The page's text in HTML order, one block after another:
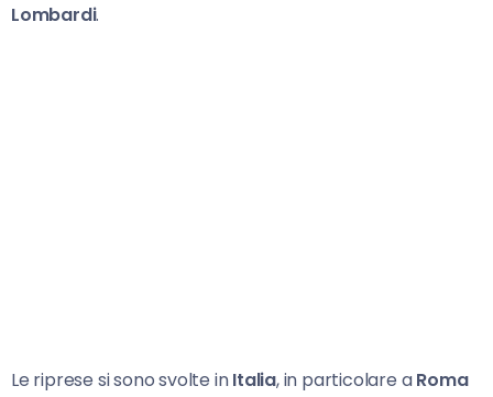
Lombardi.
Le riprese si sono svolte inItalia, in particolare aRoma